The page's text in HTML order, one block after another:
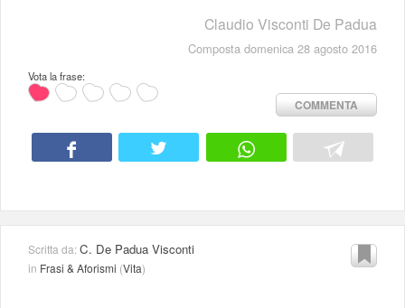
Claudio Visconti De Padua
Composta domenica 28 agosto 2016
Vota la frase:
COMMENTA
Scritta da:C. De Padua Visconti
in Frasi & Aforismi (Vita)